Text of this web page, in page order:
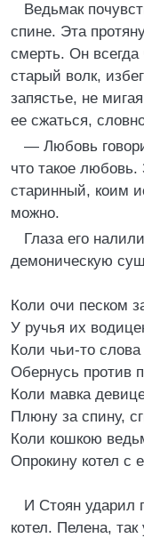
Ведьмак
спине. Эта
смерть. Он всегда
старый волк,
запястье, не
ее сжаться,
— Любовь
что такое
старинный, коим
можно.
Глаза его
демоническую
Коли очи песком
У ручья их
Коли чьи-то
Обернусь против
Коли мавка
Плюну за спину,
Коли кошкою
Опрокину котел с
И Стоян ударил
котел. Пелена,